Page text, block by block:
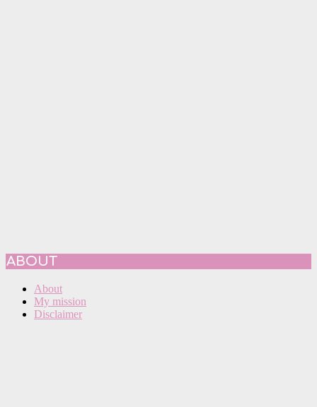
ABOUT
About
My mission
Disclaimer